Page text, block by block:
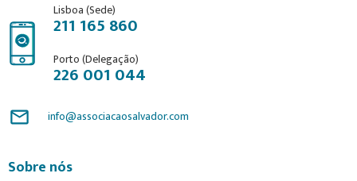
Lisboa (Sede)
211 165 860
Porto (Delegação)
226 001 044
mail_outline info@associacaosalvador.com
Sobre nós